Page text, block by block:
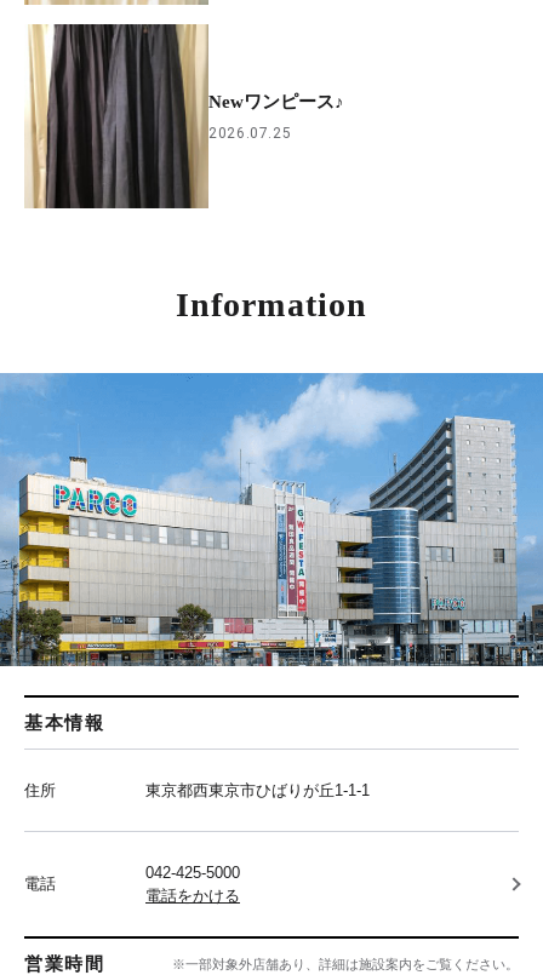
Newワンピース♪
2026.07.25
Information
基本情報
住所 東京都西東京市ひばりが丘1-1-1
電話
042-425-5000
電話をかける
営業時間 ※一部対象外店舗あり、詳細は施設案内をご覧ください。